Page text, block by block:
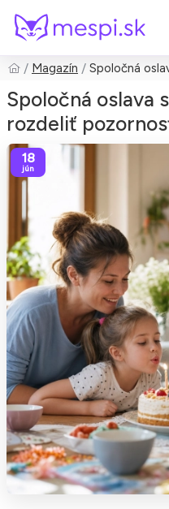
Hľadať
Magazín Spoločná
Spoločná oslava
rozdeliť
18
jún